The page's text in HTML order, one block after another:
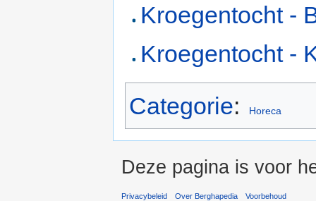
Kroegentocht -
Kroegentocht -
Categorie: Horeca
Deze pagina is voor
Privacybeleid Over Berghapedia Voorbehoud